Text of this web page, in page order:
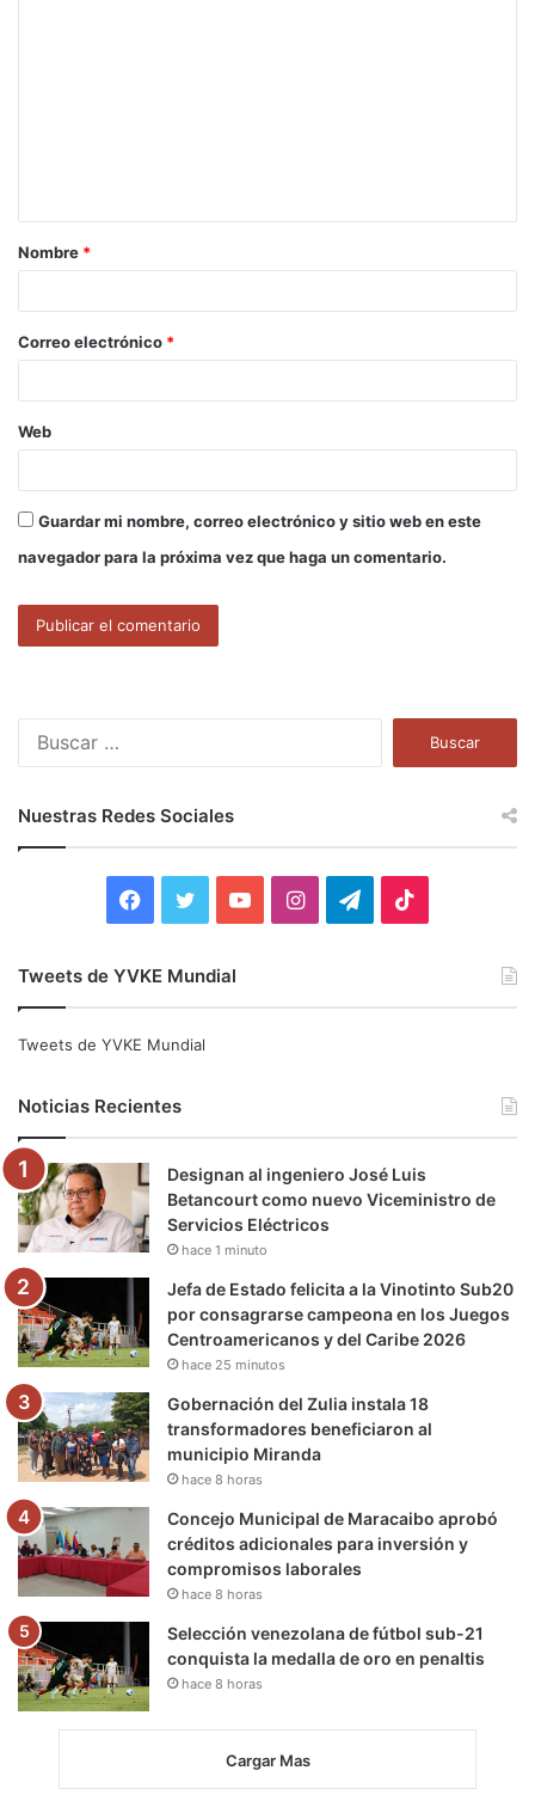
a
r
*
Nombre *
Correo electrónico *
Web
Guardar mi nombre, correo electrónico y sitio web en este
navegador para la próxima vez que haga un comentario.
:
Nuestras Redes Sociales
e
o
o
k
t
e
r
b
e
I
g
r
a
m
r
a
k
Tweets de YVKE Mundial
Tweets de YVKE Mundial
Noticias Recientes
Designan al ingeniero José Luis
Betancourt como nuevo Viceministro de
Servicios Eléctricos
hace 1 minuto
Jefa de Estado felicita a la Vinotinto Sub20
por consagrarse campeona en los Juegos
Centroamericanos y del Caribe 2026
hace 25 minutos
Gobernación del Zulia instala 18
transformadores beneficiaron al
municipio Miranda
hace 8 horas
Concejo Municipal de Maracaibo aprobó
créditos adicionales para inversión y
compromisos laborales
hace 8 horas
Selección venezolana de fútbol sub-21
conquista la medalla de oro en penaltis
hace 8 horas
Cargar Mas